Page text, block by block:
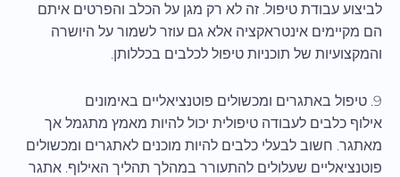
לביצוע עבודת טיפול. זה לא רק מגן על הכלב והפרטים איתם
הם מקיימים אינטראקציה אלא גם עוזר לשמור על היושרה
והמקצועיות של תוכניות טיפול לכלבים בכללותן.
9. טיפול באתגרים ומכשולים פוטנציאליים באימונים
אילוף כלבים לעבודה טיפולית יכול להיות מאמץ מתגמל אך
מאתגר. חשוב לבעלי כלבים להיות מוכנים לאתגרים ומכשולים
פוטנציאליים שעלולים להתעורר במהלך תהליך האילוף. אתגר